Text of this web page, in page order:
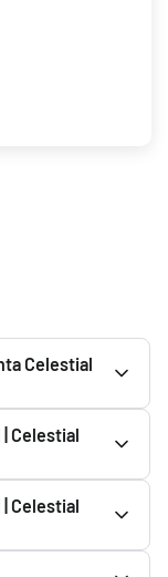
Celestial
que incluye.
Celestial
vendemos
a través de
Celestial